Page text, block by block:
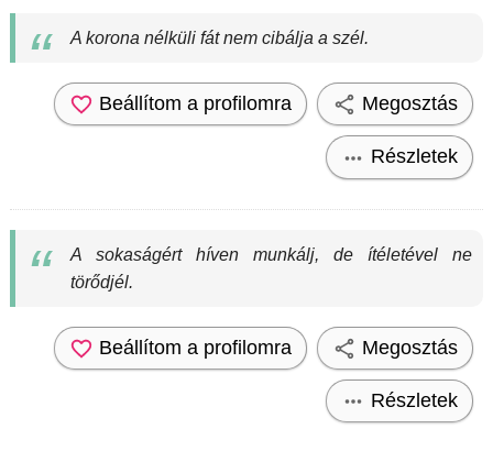
A korona nélküli fát nem cibálja a szél.
Beállítom a profilomra Megosztás
Részletek
A sokaságért híven munkálj, de ítéletével ne
törődjél.
Beállítom a profilomra Megosztás
Részletek